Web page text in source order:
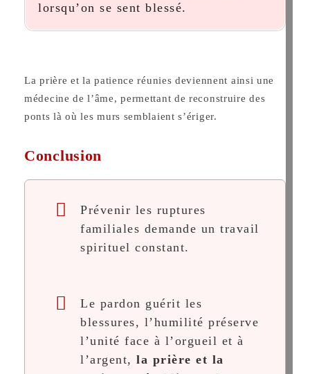
lorsqu’on se sent blessé.
La prière et la patience réunies deviennent ainsi une
médecine de l’âme, permettant de reconstruire des
ponts là où les murs semblaient s’ériger.
Conclusion
Prévenir les ruptures
familiales demande un travail
spirituel constant.
Le pardon guérit les
blessures, l’humilité préserve
l’unité face à l’orgueil et à
l’argent, la prière et la